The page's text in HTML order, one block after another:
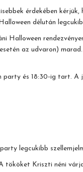
érdekében
délután
Halloween
az udvaron)
és 18:30-ig tart. A
legcukibb
tököket Kriszti néni